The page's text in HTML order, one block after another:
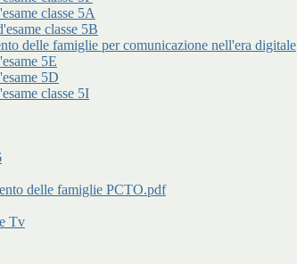
classe 5A
classe 5B
delle famiglie per comunicazione nell'era digitale
5E
5D
classe 5I
delle famiglie PCTO.pdf
Tv